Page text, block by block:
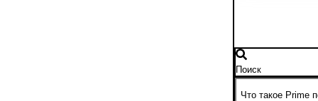
Что такое Prime